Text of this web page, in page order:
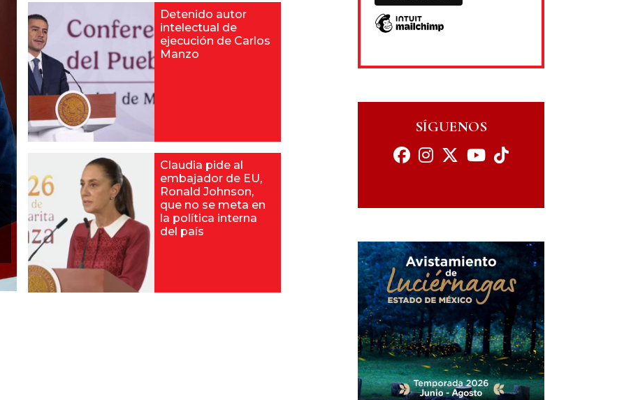
Detenido autor
intelectual de
ejecución de Carlos
Manzo
Claudia pide al
embajador de EU,
Ronald Johnson,
que no se meta en
la política interna
del país
SÍGUENOS